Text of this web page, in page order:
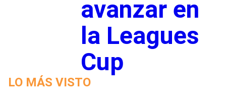
avanzar en
la Leagues
Cup
LO MÁS VISTO